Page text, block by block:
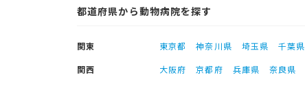
都道府県から動物病院を探す
関東 東京都 神奈川県 埼玉県 千葉県
関西
大阪府 京都府 兵庫県 奈良県